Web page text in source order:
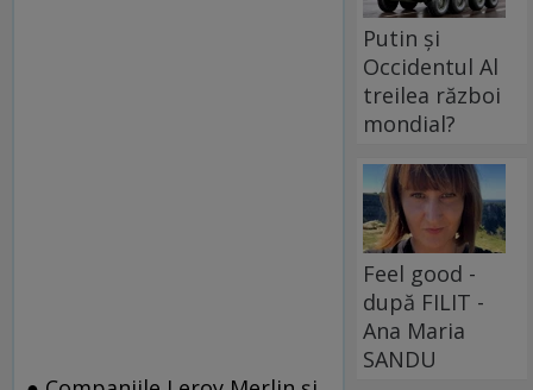
Putin și
Occidentul Al
treilea război
mondial?
Feel good -
după FILIT -
Ana Maria
SANDU